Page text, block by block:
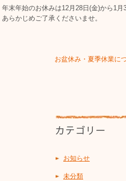
年末年始のお休みは12月28日(金)から1月
あらかじめご了承くださいませ。
お盆休み・夏季休業に
お知らせ
未分類